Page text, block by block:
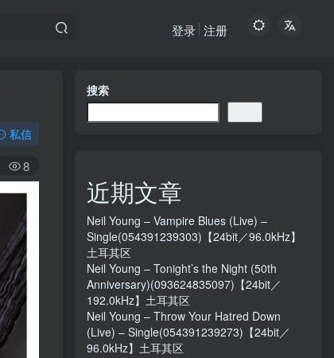
登录 注册
私信
8
搜索
近期文章
Neil Young – Vampire Blues (Live) –
Single(054391239303)【24bit／96.0kHz】
土耳其区
Neil Young – Tonight’s the Night (50th
Anniversary)(093624835097)【24bit／
192.0kHz】土耳其区
Neil Young – Throw Your Hatred Down
(Live) – Single(054391239273)【24bit／
96.0kHz】土耳其区